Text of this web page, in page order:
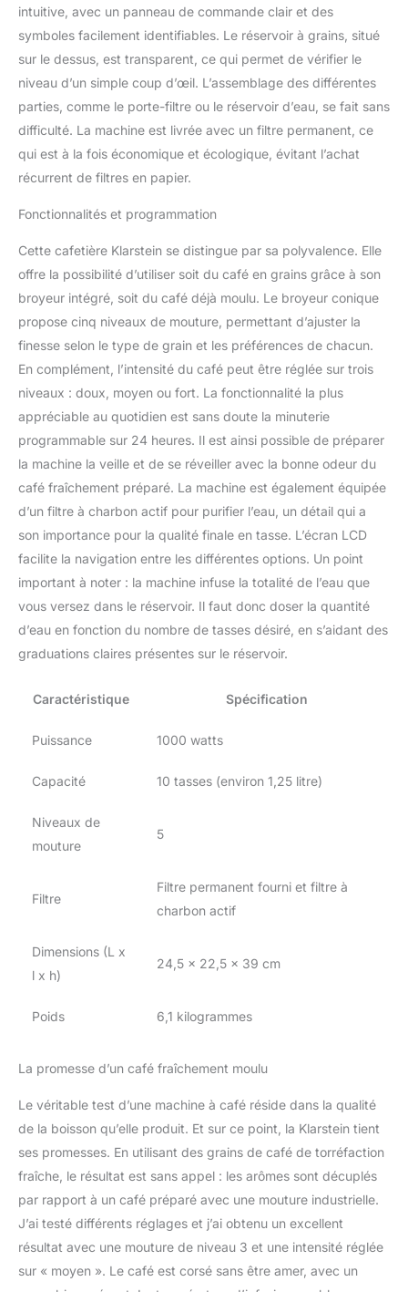
grain dispose d'un écran
LCD et d'une minuterie
programmable. Réglez la
minuterie la veille, puis
réveillez-vous avec un
café frais, sans perdre de
matinée. FACILE À
UTILISER ET À
machines à café
faciles à utiliser et à
nettoyer. Le filtre
amovible renforce
l'arôme du café tandis
actif augmente la qualité
de l'eau et protège
contre le calcaire.
MAINTIENT LA
VOTRE CAFÉ : Grâce à
sa capacité de rétention
de la chaleur, la machine
expresso permet de
conserver une
après l'infusion grâce à la
fonction de la machine a
café grain et du thermos
inclus.
intuitive, avec un panneau de commande clair et des
symboles facilement identifiables. Le réservoir à grains, situé
sur le dessus, est transparent, ce qui permet de vérifier le
niveau d’un simple coup d’œil. L’assemblage des différentes
parties, comme le porte-filtre ou le réservoir d’eau, se fait sans
difficulté. La machine est livrée avec un filtre permanent, ce
qui est à la fois économique et écologique, évitant l’achat
récurrent de filtres en papier.
Fonctionnalités et programmation
Cette cafetière Klarstein se distingue par sa polyvalence. Elle
offre la possibilité d’utiliser soit du café en grains grâce à son
broyeur intégré, soit du café déjà moulu. Le broyeur conique
propose cinq niveaux de mouture, permettant d’ajuster la
finesse selon le type de grain et les préférences de chacun.
En complément, l’intensité du café peut être réglée sur trois
niveaux : doux, moyen ou fort. La fonctionnalité la plus
appréciable au quotidien est sans doute la minuterie
programmable sur 24 heures. Il est ainsi possible de préparer
la machine la veille et de se réveiller avec la bonne odeur du
café fraîchement préparé. La machine est également équipée
d’un filtre à charbon actif pour purifier l’eau, un détail qui a
son importance pour la qualité finale en tasse. L’écran LCD
facilite la navigation entre les différentes options. Un point
important à noter : la machine infuse la totalité de l’eau que
vous versez dans le réservoir. Il faut donc doser la quantité
d’eau en fonction du nombre de tasses désiré, en s’aidant des
graduations claires présentes sur le réservoir.
Caractéristique Spécification
Puissance 1000 watts
Capacité 10 tasses (environ 1,25 litre)
Niveaux de
mouture
5
Filtre
Filtre permanent fourni et filtre à
charbon actif
Dimensions (L x
l x h)
24,5 x 22,5 x 39 cm
Poids 6,1 kilogrammes
La promesse d’un café fraîchement moulu
Le véritable test d’une machine à café réside dans la qualité
de la boisson qu’elle produit. Et sur ce point, la Klarstein tient
ses promesses. En utilisant des grains de café de torréfaction
fraîche, le résultat est sans appel : les arômes sont décuplés
par rapport à un café préparé avec une mouture industrielle.
J’ai testé différents réglages et j’ai obtenu un excellent
résultat avec une mouture de niveau 3 et une intensité réglée
sur « moyen ». Le café est corsé sans être amer, avec un